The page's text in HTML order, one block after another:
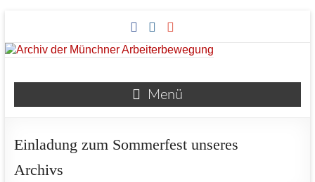
springen
Archiv
der
Münchner
Arbeiterbewegung
Menü
Einladung zum Sommerfest unseres
Archivs